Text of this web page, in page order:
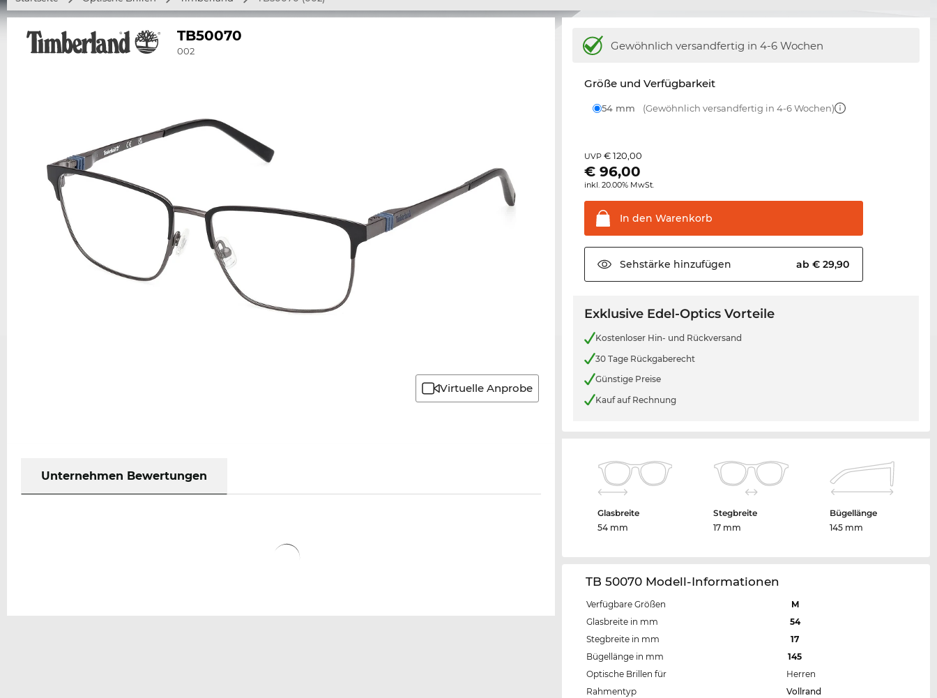
TB50070
002
Virtuelle Anprobe
Unternehmen Bewertungen
Gewöhnlich versandfertig in 4-6 Wochen
Größe und Verfügbarkeit
54 mm (Gewöhnlich versandfertig in 4-6 Wochen)
UVP€ 120,00
€96,00
inkl. 20.00% MwSt.
In den Warenkorb
Sehstärke hinzufügen ab € 29,90
Exklusive Edel-Optics Vorteile
Kostenloser Hin- und Rückversand
30 Tage Rückgaberecht
Günstige Preise
Kauf auf Rechnung
Glasbreite
54 mm
Stegbreite
17 mm
Bügellänge
145 mm
TB 50070 Modell-Informationen
Verfügbare Größen
M
Glasbreite in mm
54
Stegbreite in mm
17
Bügellänge in mm
145
Optische Brillen für
Herren
Rahmentyp
Vollrand